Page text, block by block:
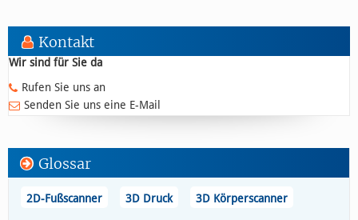
Kontakt
Wir sind für Sie da
Rufen Sie uns an
Senden Sie uns eine E-Mail
Glossar
2D-Fußscanner 3D Druck 3D Körperscanner